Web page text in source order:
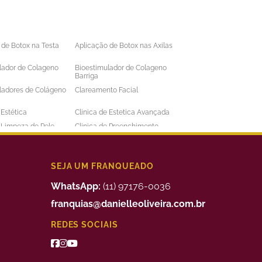
Botox na Testa
Aplicação de Botox nas Axilas
de Colageno
Bioestimulador de Colageno
Barriga
de Colágeno
Clareamento Facial
Clinica de Estetica Avançada
de Pele
Clinica de Preenchimento
Labial
Depilação a Laser Masculina
Preenchimento Facial Valor
Tratamento da Alopecia
de Bigode Chines
Tratamento de Celulite nas
SEJA UM FRANQUEADO
WhatsApp: (11) 97176-0036
franquias@danielleoliveira.com.br
REDES SOCIAIS